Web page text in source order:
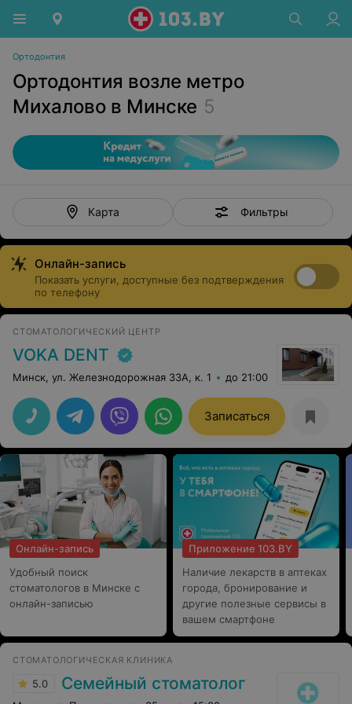
Ортодонтия
Ортодонтия возле метро
Михалово в Минске 5
Карта Фильтры
Онлайн-запись
Показать услуги, доступные без подтверждения
по телефону
СТОМАТОЛОГИЧЕСКИЙ ЦЕНТР
VOKA DENT
Минск, ул. Железнодорожная 33А, к. 1 до 21:00
Записаться
Онлайн-запись
Удобный поиск
стоматологов в Минске с
онлайн-записью
Приложение 103.BY
Наличие лекарств в аптеках
города, бронирование и
другие полезные сервисы в
вашем смартфоне
СТОМАТОЛОГИЧЕСКАЯ КЛИНИКА
5.0 Семейный стоматолог